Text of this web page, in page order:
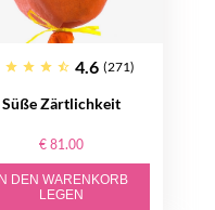
4.6 (271)
Süße Zärtlichkeit
€ 81.00
IN DEN WARENKORB
LEGEN